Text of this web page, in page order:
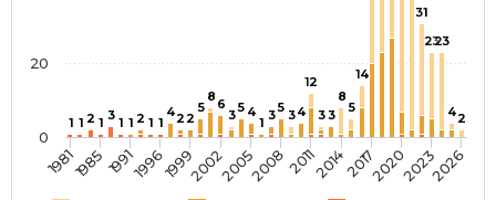
1 1 2 1 3 1 1 2 1 1
42 2
5
8 6
35 4
1 35 34
12
3 3
8
5
14
31
2323
42
19811985199119961999200220052008201120142017202020232026
0
20